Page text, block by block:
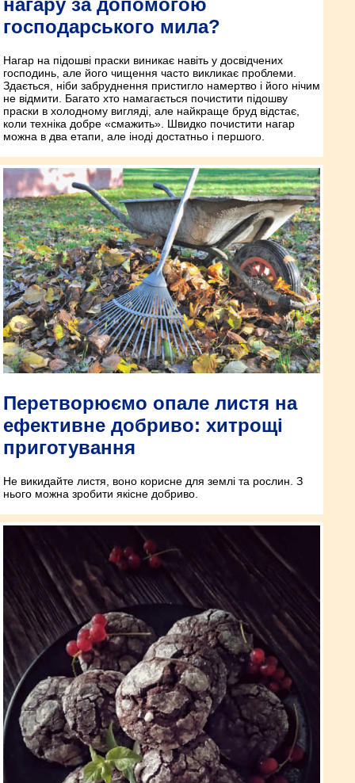
господарського мила?
Нагар на підошві праски виникає навіть у досвідчених
господинь, але його чищення часто викликає проблеми.
Здається, ніби забруднення пристигло намертво і його нічим
не відмити. Багато хто намагається почистити підошву
праски в холодному вигляді, але найкраще бруд відстає,
коли техніка добре «смажить». Швидко почистити нагар
можна в два етапи, але іноді достатньо і першого.
Перетворюємо опале листя на
ефективне добриво: хитрощі
приготування
Не викидайте листя, воно корисне для землі та рослин. З
нього можна зробити якісне добриво.